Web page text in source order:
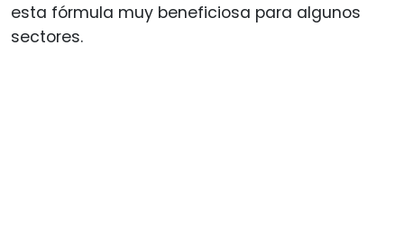
esta fórmula muy beneficiosa para algunos
sectores.